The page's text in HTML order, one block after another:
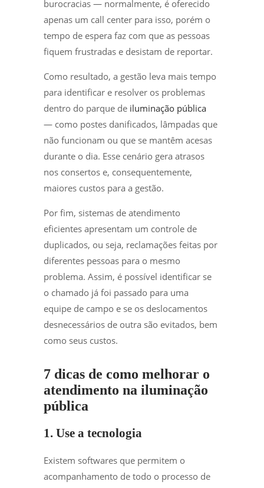
burocracias — normalmente, é oferecido
apenas um call center para isso, porém o
tempo de espera faz com que as pessoas
fiquem frustradas e desistam de reportar.
Como resultado, a gestão leva mais tempo
para identificar e resolver os problemas
dentro do parque de iluminação pública
— como postes danificados, lâmpadas que
não funcionam ou que se mantêm acesas
durante o dia. Esse cenário gera atrasos
nos consertos e, consequentemente,
maiores custos para a gestão.
Por fim, sistemas de atendimento
eficientes apresentam um controle de
duplicados, ou seja, reclamações feitas por
diferentes pessoas para o mesmo
problema. Assim, é possível identificar se
o chamado já foi passado para uma
equipe de campo e se os deslocamentos
desnecessários de outra são evitados, bem
como seus custos.
7 dicas de como melhorar o
atendimento na iluminação
pública
1. Use a tecnologia
Existem softwares que permitem o
acompanhamento de todo o processo de